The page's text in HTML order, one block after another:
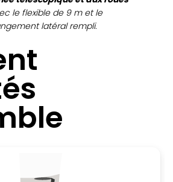
le flexible de 9 m et le
latéral rempli.